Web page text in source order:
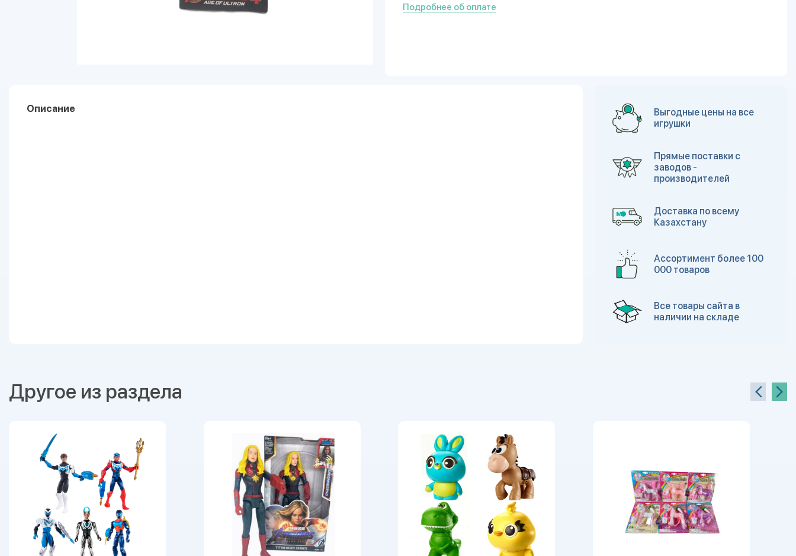
Подробнее об оплате
Описание
Выгодные цены на все
игрушки
Прямые поставки с
заводов -
производителей
Доставка по всему
Казахстану
Ассортимент более 100
000 товаров
Все товары сайта в
наличии на складе
Другое из раздела